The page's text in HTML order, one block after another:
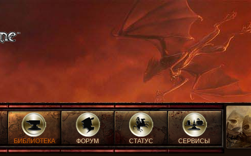
БИБЛИОТЕКА ФОРУМ СТАТУС СЕРВИСЫ